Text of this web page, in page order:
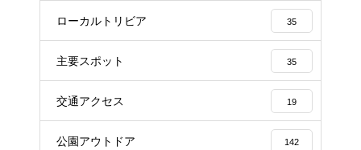
ローカルトリビア 35
主要スポット 35
交通アクセス 19
公園アウトドア 142